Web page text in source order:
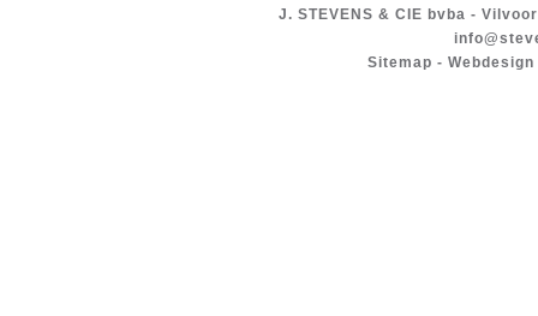
J. STEVENS & CIE bvba -
Sitemap -